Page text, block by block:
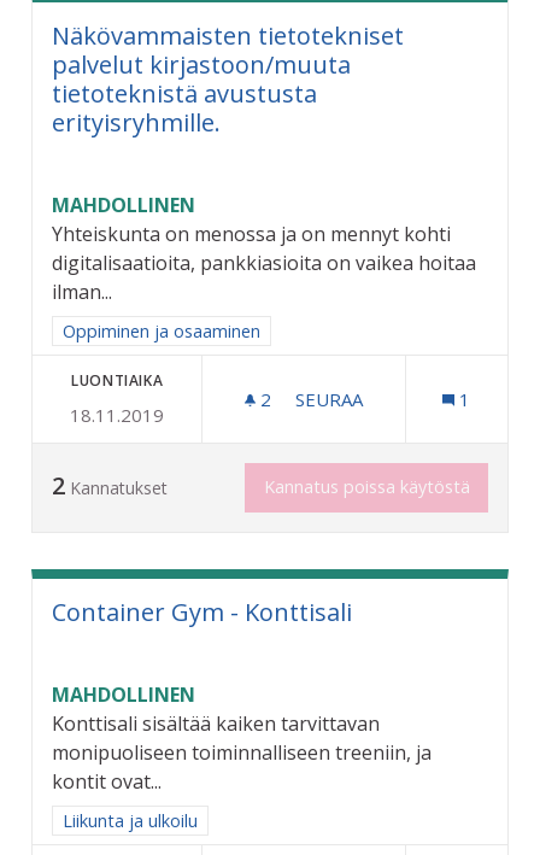
Näkövammaisten tietotekniset
palvelut kirjastoon/muuta
tietoteknistä avustusta
erityisryhmille.
MAHDOLLINEN
Yhteiskunta on menossa ja on mennyt kohti
digitalisaatioita, pankkiasioita on vaikea hoitaa
ilman...
Rajaa tulokset aihepiirin mukaan: Oppiminen ja osaaminen
Oppiminen ja osaaminen
LUONTIAIKA
18.11.2019
2 2 SEURAAJAA
SEURAA 1
2 Kannatukset Kannatus poissa käytöstä
Container Gym - Konttisali
MAHDOLLINEN
Konttisali sisältää kaiken tarvittavan
monipuoliseen toiminnalliseen treeniin, ja
kontit ovat...
Rajaa tulokset aihepiirin mukaan: Liikunta ja ulkoilu
Liikunta ja ulkoilu